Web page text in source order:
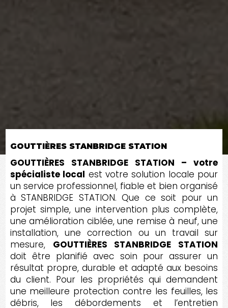
GOUTTIÈRES STANBRIDGE STATION
GOUTTIÈRES STANBRIDGE STATION – votre
spécialiste local est votre solution locale pour
un service professionnel, fiable et bien organisé
à STANBRIDGE STATION. Que ce soit pour un
projet simple, une intervention plus complète,
une amélioration ciblée, une remise à neuf, une
installation, une correction ou un travail sur
mesure, GOUTTIÈRES STANBRIDGE STATION
doit être planifié avec soin pour assurer un
résultat propre, durable et adapté aux besoins
du client. Pour les propriétés qui demandent
une meilleure protection contre les feuilles, les
débris, les débordements et l’entretien